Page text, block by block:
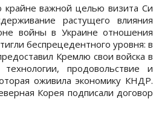
важной целью визита Си
растущего влияния
войны в Украине отношения
беспрецедентного уровня: в
Кремлю свои войска в
продовольствие и
оживила экономику КНДР.
Корея подписали договор